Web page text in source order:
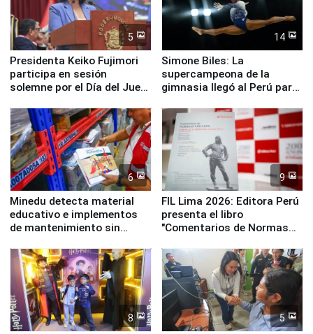
5
Presidenta Keiko Fujimori
participa en sesión
solemne por el Día del Juez
14
Simone Biles: La
supercampeona de la
gimnasia llegó al Perú para
Panamericanos Lima 2027
6
Minedu detecta material
educativo e implementos
de mantenimiento sin
la UGEL 2
9
FIL Lima 2026: Editora Perú
presenta el libro
"Comentarios de Normas
Derecho Colectivo"
8 5